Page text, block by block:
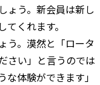
ょう。新会員は新し
くれます。
う。漠然と「ロータ
さい」と言うのでは
体験ができます」